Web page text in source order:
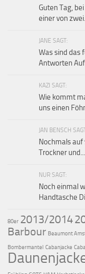
Guten Tag,
einer von
JANE SAGT:
Was sind das
Antworten
KAZI SAGT:
Wie kommt
uns einen
JAN BENSCH
Nochmals auf
Trockner und...
NUR SAGT:
Noch einmal
Handtasche
80er 2013/2014
Barbour Beaumont
Bombermantel Cabanjacke